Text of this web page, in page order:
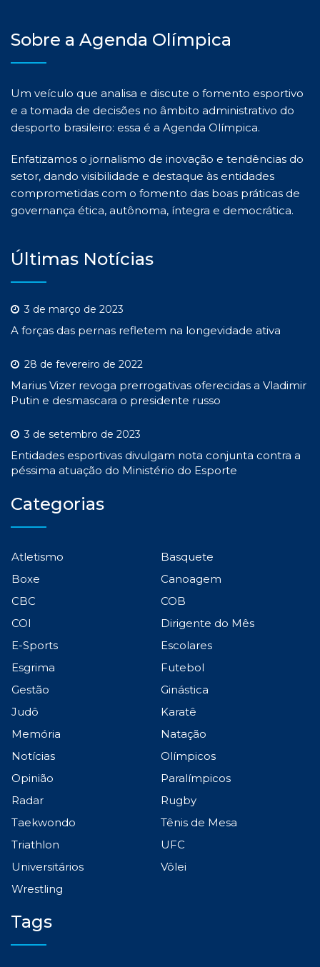
Sobre a Agenda Olímpica
Um veículo que analisa e discute o fomento esportivo
e a tomada de decisões no âmbito administrativo do
desporto brasileiro: essa é a Agenda Olímpica.
Enfatizamos o jornalismo de inovação e tendências do
setor, dando visibilidade e destaque às entidades
comprometidas com o fomento das boas práticas de
governança ética, autônoma, íntegra e democrática.
Últimas Notícias
3 de março de 2023
A forças das pernas refletem na longevidade ativa
28 de fevereiro de 2022
Marius Vizer revoga prerrogativas oferecidas a Vladimir
Putin e desmascara o presidente russo
3 de setembro de 2023
Entidades esportivas divulgam nota conjunta contra a
péssima atuação do Ministério do Esporte
Categorias
Atletismo
Basquete
Boxe
Canoagem
CBC
COB
COI
Dirigente do Mês
E-Sports
Escolares
Esgrima
Futebol
Gestão
Ginástica
Judô
Karatê
Memória
Natação
Notícias
Olímpicos
Opinião
Paralímpicos
Radar
Rugby
Taekwondo
Tênis de Mesa
Triathlon
UFC
Universitários
Vôlei
Wrestling
Tags